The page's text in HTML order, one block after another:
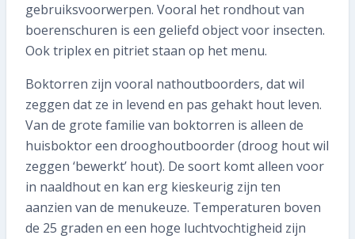
gebruiksvoorwerpen. Vooral het rondhout van
boerenschuren is een geliefd object voor insecten.
Ook triplex en pitriet staan op het menu.
Boktorren zijn vooral nathoutboorders, dat wil
zeggen dat ze in levend en pas gehakt hout leven.
Van de grote familie van boktorren is alleen de
huisboktor een drooghoutboorder (droog hout wil
zeggen ‘bewerkt’ hout). De soort komt alleen voor
in naaldhout en kan erg kieskeurig zijn ten
aanzien van de menukeuze. Temperaturen boven
de 25 graden en een hoge luchtvochtigheid zijn